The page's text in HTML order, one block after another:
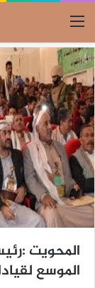
القائمة
المحويت
الموسع